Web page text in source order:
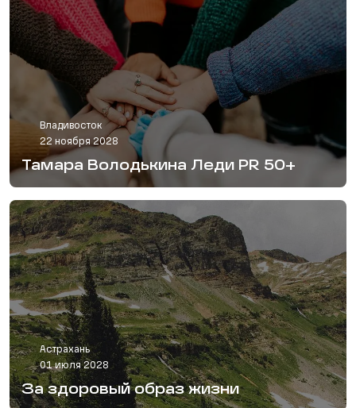
Владивосток
22 ноября 2028
Тамара Володькина Леди PR 50+
Астрахань
01 июля 2028
За здоровый образ жизни